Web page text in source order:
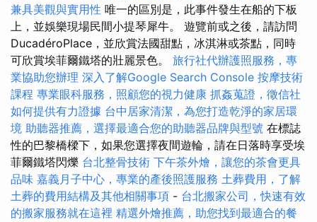
兼具美觀與實用性 唯一的區別是，此事件發生在船的下板
上，並娛樂現場民間小提琴犀牛。 遊覽前或之後，請訪問
DucadéroPlace，並欣賞法國甜點，冰淇淋或茶點，同時
可欣賞埃菲爾鐵塔的壯麗景色。 旅行社代辦護照服務，專
業協助您辦理 深入了解Google Search Console 按摩技術
課程 專業眼科服務，照顧您的視力健康 抓姦蒐證，徵信社
如何提供有力證據 台中居家清潔，為您打造乾淨的家居環
境 助聽器推薦，選擇最適合您的助聽器品牌與型號 在標誌
性的巴黎橋樑下，如果您選擇夜間遊輪，請在日落時享受埃
菲爾鐵塔閃爍 台北整骨技術 下午茶外燴，讓您的茶會更具
品味 嘉義月子中心，專業的產後照護服務 土葬費用，了解
土葬的費用結構及其他相關事項 - 台北搬家公司，快速有效
的搬家服務就在這裡 精選外燴推薦，助您找到最適合的餐